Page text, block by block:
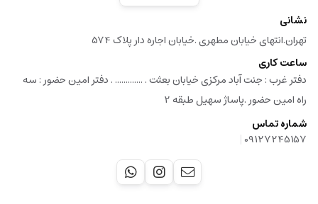
نشانی
تهران.انتهای خیابان مطهری .خیابان اجاره دار پلاک 574
ساعت کاری
دفتر غرب : جنت آباد مرکزی خیابان بعثت . ............. . دفتر امین حضور : سه
راه امین حضور .پاساژ سهیل طبقه 2
شماره تماس
09127245157
|